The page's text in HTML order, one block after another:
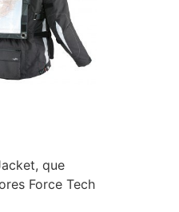
que
Force Tech